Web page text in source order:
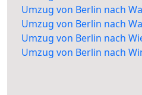
Umzug von Berlin nach
Umzug von Berlin nach
Umzug von Berlin nach
Umzug von Berlin nach